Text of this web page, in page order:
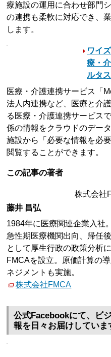
療施設の運用に合わせ部門
の連携も柔軟に対応でき、
します。
ワイ
療・
ルタス
医療・介護連携サービス「
法人内連携など、医療と介
る医療・介護連携サービス
係の情報をクラウドのデー
施設から「必要な情報を必
閲覧することができます。
この記事の著者
株式会社
藤井 昌弘
1984年に医療関連企業入社
急性期医療機関出向、帰任
として厚生行政の政策分析
FMCAを設立。原価計算の
ネジメントも実施。
株式会社FMCA
公式Facebookにて、ビ
報を日々お届けしていま